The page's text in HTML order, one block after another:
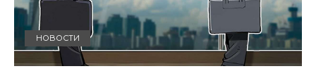
НОВОСТИ